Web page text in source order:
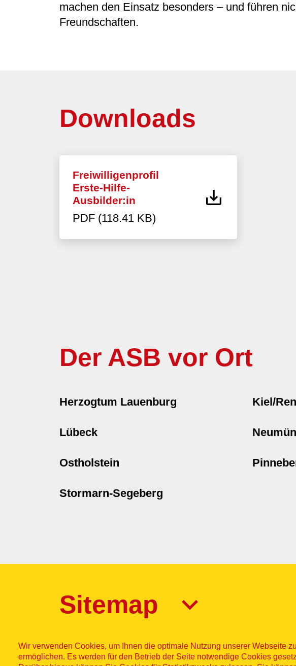
machen den Einsatz besonders – und führen
Freundschaften.
Downloads
Freiwilligenprofil
Erste-Hilfe-
Ausbilder:in
PDF (118.41 KB)
Der ASB vor Ort
Herzogtum Lauenburg Kiel/
Lübeck
Ostholstein
Stormarn-Segeberg
Wir verwenden Cookies, um Ihnen die optimale Nutzung unserer Webseite zu
ermöglichen. Es werden für den Betrieb der Seite notwendige Cookies
Sitemap